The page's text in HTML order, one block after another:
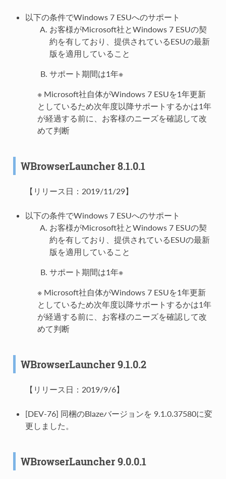
以下の条件でWindows 7 ESUへのサポート
お客様がMicrosoft社とWindows 7 ESUの契
約を有しており、提供されているESUの最新
版を適用していること
サポート期間は1年※
※ Microsoft社自体がWindows 7 ESUを1年更新
としているため次年度以降サポートするかは1年
が経過する前に、お客様のニーズを確認して改
めて判断
WBrowserLauncher 8.1.0.1
【リリース日：2019/11/29】
以下の条件でWindows 7 ESUへのサポート
お客様がMicrosoft社とWindows 7 ESUの契
約を有しており、提供されているESUの最新
版を適用していること
サポート期間は1年※
※ Microsoft社自体がWindows 7 ESUを1年更新
としているため次年度以降サポートするかは1年
が経過する前に、お客様のニーズを確認して改
めて判断
WBrowserLauncher 9.1.0.2
【リリース日：2019/9/6】
[DEV-76] 同梱のBlazeバージョンを 9.1.0.37580に変
更しました。
WBrowserLauncher 9.0.0.1